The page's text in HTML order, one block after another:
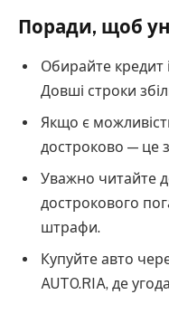
Поради, щоб
Обирайте кредит
Довші строки
Якщо є
достроково — це
Уважно читайте
дострокового
штрафи.
Купуйте авто
AUTO.RIA, де